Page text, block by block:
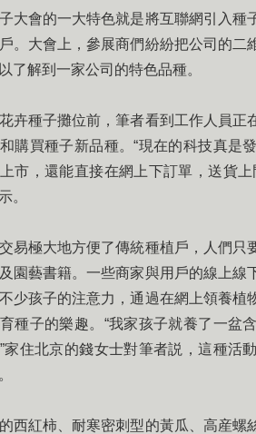
會的一大特色就是將互聯網引入種
。大會上，參展商們紛紛把公司的二
了解到一家公司的特色品種。
種子攤位前，筆者看到工作人員正
購買種子新品種。“現在的科技真是
市，還能直接在網上下訂單，送貨
。
極大地方便了傳統種植戶，人們只
園藝書籍。一些商家與用戶的線上
少孩子的注意力，通過在網上領養
種子的樂趣。“我家孩子就養了一盆
家住北京的錢女士對筆者説，這種活
紅柿、耐寒密刺型的黃瓜、高産螺